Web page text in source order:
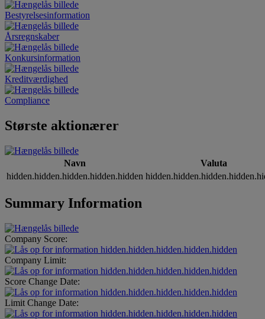
Bestyrelsesinformation
Årsregnskaber
Konkursinformation
Kreditværdighed
Compliance
Største aktionærer
Navn
Valuta
hidden.hidden.hidden.hidden.hidden
Summary Information
Company Score:
hidden.hidden.hidden.hidden.hidden
Company Limit:
hidden.hidden.hidden.hidden.hidden
Score Change Date:
hidden.hidden.hidden.hidden.hidden
Limit Change Date:
hidden.hidden.hidden.hidden.hidden